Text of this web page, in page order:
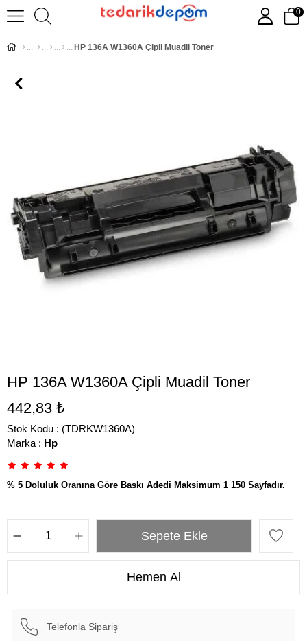
0
HP 136A W1360A Çipli Muadil Toner
HP 136A W1360A Çipli Muadil Toner
442,83 ₺
Stok Kodu
(TDRKW1360A)
Marka : Hp
% 5 Doluluk Oranına Göre Baskı Adedi Maksimum 1 150 Sayfadır.
Telefonla Sipariş